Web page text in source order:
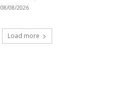
08/08/2026
Load more